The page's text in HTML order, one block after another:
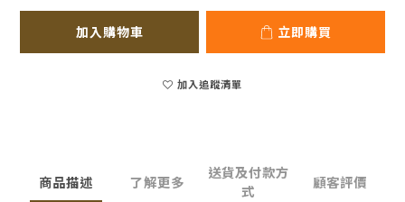
加入購物車 立即購買
加入追蹤清單
商品描述 了解更多
送貨及付款方
式
顧客評價